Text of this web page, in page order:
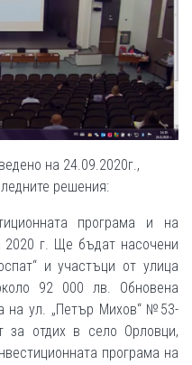
на 24.09.2020г.,
решения:
програма и на
г. Ще бъдат насочени
и участъци от улица
92 000 лв. Обновена
на ул. „Петър Михов“ №53-
за отдих в село Орловци,
програма на